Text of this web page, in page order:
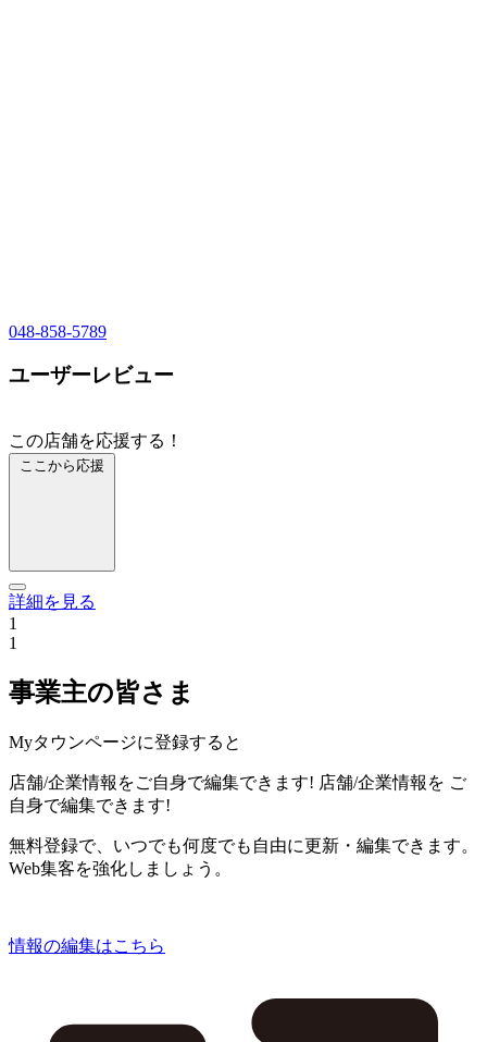
048-858-5789
ユーザーレビュー
この店舗を応援する！
ここから応援
詳細を見る
1
1
事業主の皆さま
Myタウンページに登録すると
店舗/企業情報をご自身で編集できます! 店舗/企業情報を ご
自身で編集できます!
無料登録で、いつでも何度でも自由に更新・編集できます。
Web集客を強化しましょう。
情報の編集はこちら